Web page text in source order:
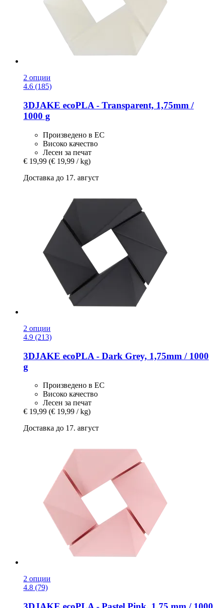
2 опции
4.6 (185)
3DJAKE ecoPLA -​ Transparent, 1,75mm /
1000 g
Произведено в ЕС
Високо качество
Лесен за печат
€ 19,99 (€ 19,99 / kg)
Доставка до 17. август
2 опции
4.9 (213)
3DJAKE ecoPLA -​ Dark Grey, 1,75mm / 1000
g
Произведено в ЕС
Високо качество
Лесен за печат
€ 19,99 (€ 19,99 / kg)
Доставка до 17. август
2 опции
4.8 (79)